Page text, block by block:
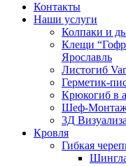
Контакты
Наши услуги
Колпаки и
Клещи
Ярославль
Листогиб
Герметик-
Крюкогиб в
Шеф-Монтаж
3Д
Кровля
Гибкая